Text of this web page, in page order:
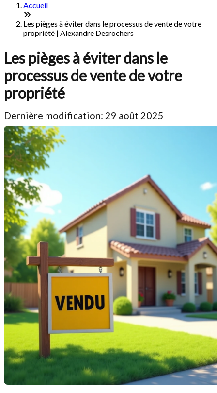
Accueil
Les pièges à éviter dans le processus de vente de votre
propriété | Alexandre Desrochers
Les pièges à éviter dans le
processus de vente de votre
propriété
Dernière modification: 29 août 2025